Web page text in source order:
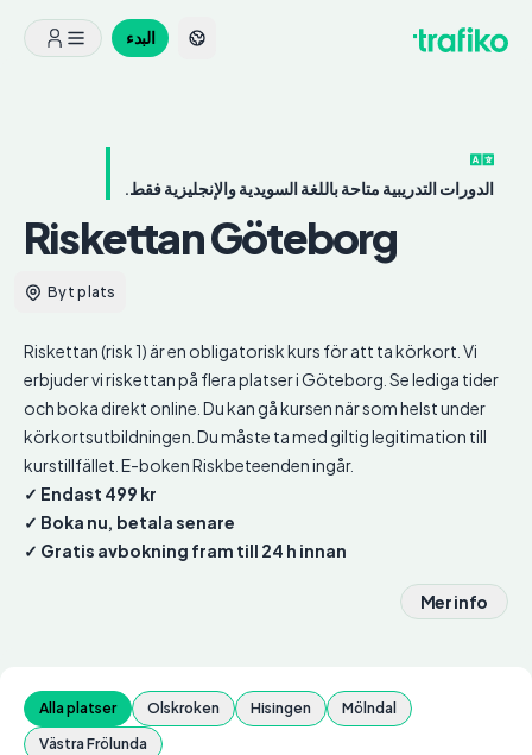
البدء
الدورات التدريبية متاحة باللغة السويدية والإنجليزية فقط.
RiskettanGöteborg
Byt plats
Riskettan (risk 1) är en obligatorisk kurs för att ta körkort. Vi
erbjuder vi riskettan på flera platser i Göteborg. Se lediga tider
och boka direkt online. Du kan gå kursen när som helst under
körkortsutbildningen. Du måste ta med giltig legitimation till
kurstillfället. E-boken Riskbeteenden ingår.
✓ Endast 499 kr
✓ Boka nu, betala senare
✓ Gratis avbokning fram till 24 h innan
Mer info
Alla platser Olskroken Hisingen
Mölndal
Västra Frölunda